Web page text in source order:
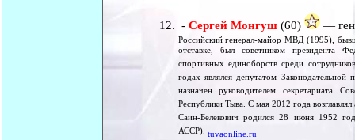
- Сергей Монгуш (60) —
Российский генерал-майор МВД (1995),
отставке, был советником президента
спортивных единоборств среди
годах являлся депутатом
назначен руководителем секретариата
Республики Тыва. С мая 2012 года
Саин-Белекович родился 28 июня 1952
АССР). tuvaonline.ru